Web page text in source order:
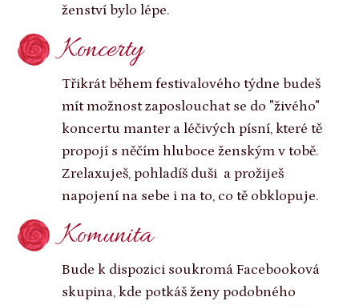
ženství bylo lépe.
Koncerty
Třikrát během festivalového týdne budeš
mít možnost zaposlouchat se do "živého"
koncertu manter a léčivých písní, které tě
propojí s něčím hluboce ženským v tobě.
Zrelaxuješ, pohladíš duši a prožiješ
napojení na sebe i na to, co tě obklopuje.
Komunita
Bude k dispozici soukromá Facebooková
skupina, kde potkáš ženy podobného